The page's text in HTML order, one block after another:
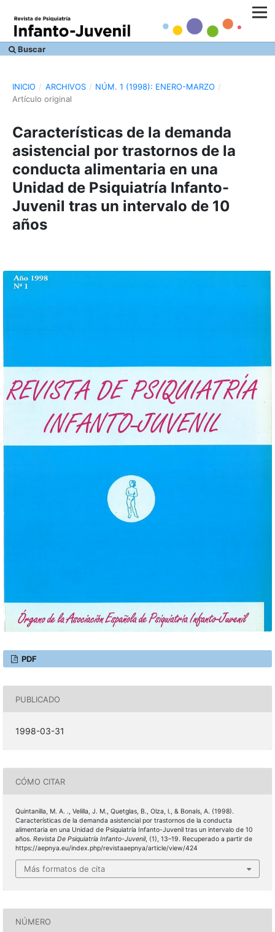
Buscar
INICIO / ARCHIVOS / NÚM. 1 (1998): ENERO-MARZO /
Artículo original
Características de la demanda
asistencial por trastornos de la
conducta alimentaria en una
Unidad de Psiquiatría Infanto-
Juvenil tras un intervalo de 10
años
PDF
PUBLICADO
1998-03-31
CÓMO CITAR
Quintanilla, M. A. ., Velilla, J. M., Quetglas, B., Olza, l., & Bonals, A. (1998).
Características de la demanda asistencial por trastornos de la conducta
alimentaria en una Unidad de Psiquiatría Infanto-Juvenil tras un intervalo de 10
años. Revista De Psiquiatría Infanto-Juvenil, (1), 13–19. Recuperado a partir de
https://aepnya.eu/index.php/revistaaepnya/article/view/424
Más formatos de cita
NÚMERO